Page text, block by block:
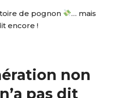
de pognon
… mais
encore !
non
pas dit